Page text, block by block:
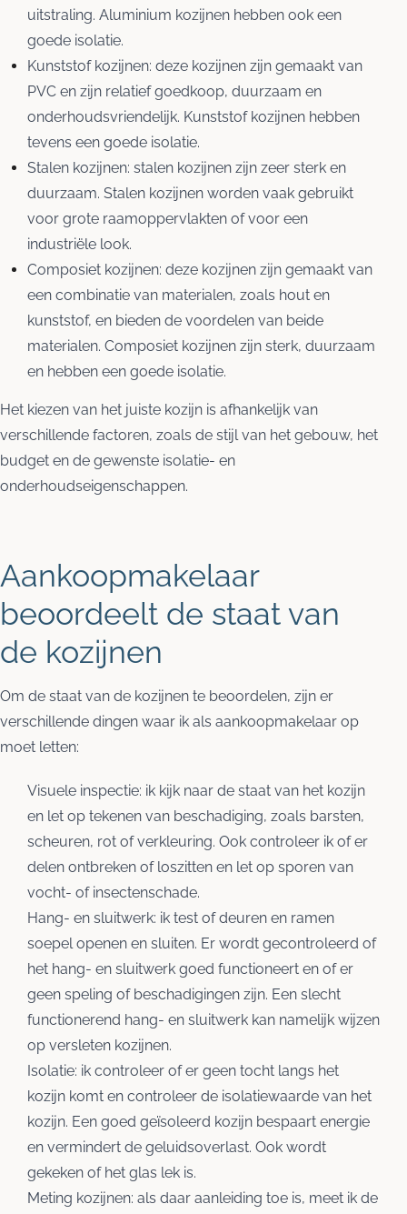
uitstraling. Aluminium kozijnen hebben ook een
goede isolatie.
Kunststof kozijnen: deze kozijnen zijn gemaakt van
PVC en zijn relatief goedkoop, duurzaam en
onderhoudsvriendelijk. Kunststof kozijnen hebben
tevens een goede isolatie.
Stalen kozijnen: stalen kozijnen zijn zeer sterk en
duurzaam. Stalen kozijnen worden vaak gebruikt
voor grote raamoppervlakten of voor een
industriële look.
Composiet kozijnen: deze kozijnen zijn gemaakt van
een combinatie van materialen, zoals hout en
kunststof, en bieden de voordelen van beide
materialen. Composiet kozijnen zijn sterk, duurzaam
en hebben een goede isolatie.
Het kiezen van het juiste kozijn is afhankelijk van
verschillende factoren, zoals de stijl van het gebouw, het
budget en de gewenste isolatie- en
onderhoudseigenschappen.
Aankoopmakelaar
beoordeelt de staat van
de kozijnen
Om de staat van de kozijnen te beoordelen, zijn er
verschillende dingen waar ik als aankoopmakelaar op
moet letten:
Visuele inspectie: ik kijk naar de staat van het kozijn
en let op tekenen van beschadiging, zoals barsten,
scheuren, rot of verkleuring. Ook controleer ik of er
delen ontbreken of loszitten en let op sporen van
vocht- of insectenschade.
Hang- en sluitwerk: ik test of deuren en ramen
soepel openen en sluiten. Er wordt gecontroleerd of
het hang- en sluitwerk goed functioneert en of er
geen speling of beschadigingen zijn. Een slecht
functionerend hang- en sluitwerk kan namelijk wijzen
op versleten kozijnen.
Isolatie: ik controleer of er geen tocht langs het
kozijn komt en controleer de isolatiewaarde van het
kozijn. Een goed geïsoleerd kozijn bespaart energie
en vermindert de geluidsoverlast. Ook wordt
gekeken of het glas lek is.
Meting kozijnen: als daar aanleiding toe is, meet ik de